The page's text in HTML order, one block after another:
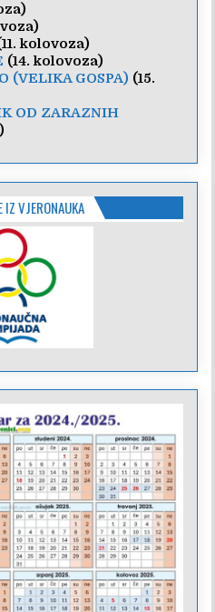
kolovoza)
(14. kolovoza)
(VELIKA GOSPA) (15.
OD ZARAZNIH
IZ VJERONAUKA